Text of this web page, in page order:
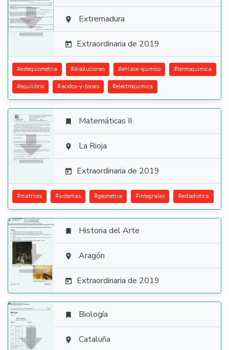
  Extremadura
 Extraordinaria de 2019
#estequiometria #disoluciones #enlace-quimico #termoquimica
#equilibrio #acidos-y-bases #electroquimica

 Matemáticas II
 La Rioja
 Extraordinaria de 2019
#matrices #sistemas #geometria #integrales #estadistica

 Historia del Arte
 Aragón
 Extraordinaria de 2019
 Biología
 Cataluña